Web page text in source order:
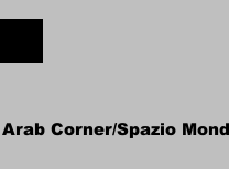
Arab Corner/Spazio